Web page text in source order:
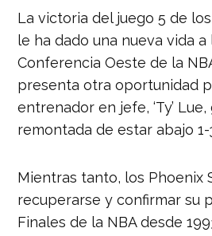
La victoria del juego 5 de
le ha dado una nueva vida a
Conferencia Oeste de la
presenta otra oportunidad
entrenador en jefe, ‘Ty’ Lue,
remontada de estar abajo 1-
Mientras tanto, los Phoenix
recuperarse y confirmar su
Finales de la NBA desde